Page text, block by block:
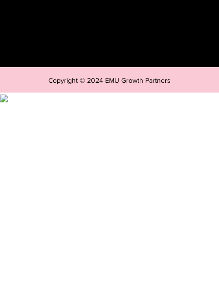
Copyright © 2024 EMU Growth Partners